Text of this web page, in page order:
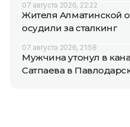
07 августа 2026, 22:22
Жителя Алматинской
осудили за сталкинг
07 августа 2026, 21:58
Мужчина утонул в
Сатпаева в